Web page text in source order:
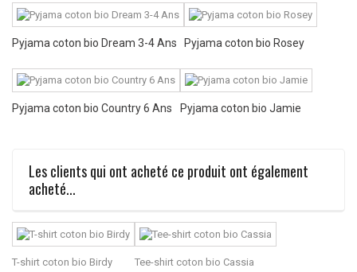
Pyjama coton bio Dream 3-4 Ans Pyjama coton bio Rosey
Pyjama coton bio Country 6 Ans Pyjama coton bio Jamie
Les clients qui ont acheté ce produit ont également
acheté...
T-shirt coton bio Birdy Tee-shirt coton bio Cassia